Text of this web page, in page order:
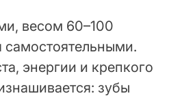
весом 60–100
самостоятельными.
энергии и крепкого
зубы